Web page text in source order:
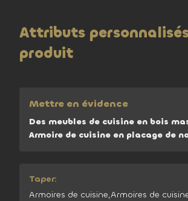
Attributs
produit
Mettre en évidence
Des meubles de cuisine en bois
Armoire de cuisine en placage de
Taper:
Armoires de cuisine,Armoires de